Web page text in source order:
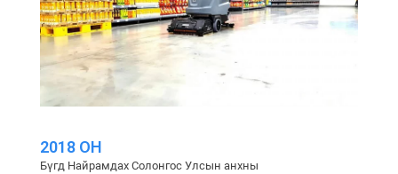
2018 ОН
Бүгд Найрамдах Солонгос Улсын анхны